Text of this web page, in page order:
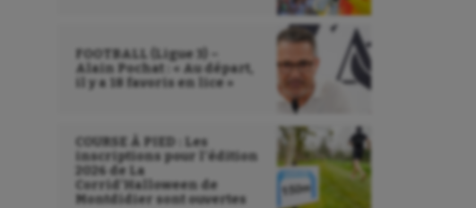
FOOTBALL (Ligue 3) –
Alain Pochat : « Au départ,
il y a 18 favoris en lice »
COURSE À PIED : Les
inscriptions pour l’édition
2026 de La
Corrid’Halloween de
Montdidier sont ouvertes